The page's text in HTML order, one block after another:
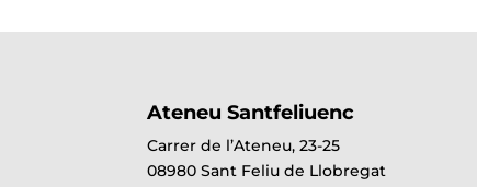
Ateneu Santfeliuenc
Carrer de l’Ateneu, 23-25
08980 Sant Feliu de Llobregat